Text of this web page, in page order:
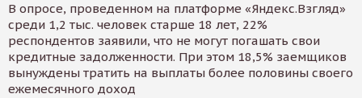
В опросе, проведенном на платформе «Яндекс.Взгляд»
среди 1,2 тыс. человек старше 18 лет, 22%
респондентов заявили, что не могут погашать свои
кредитные задолженности. При этом 18,5% заемщиков
вынуждены тратить на выплаты более половины своего
ежемесячного доход